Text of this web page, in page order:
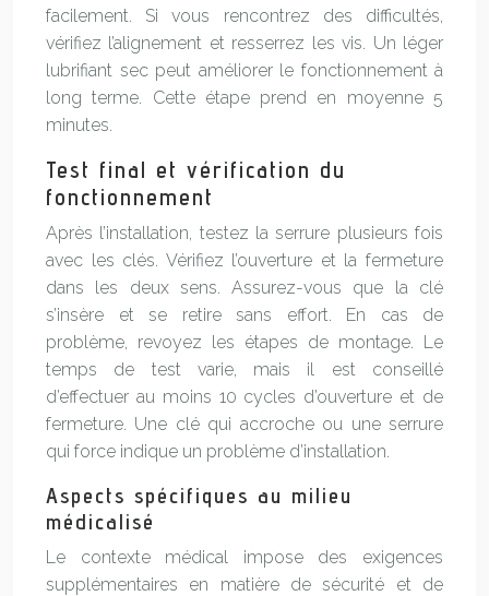
facilement. Si vous rencontrez des difficultés,
vérifiez l’alignement et resserrez les vis. Un léger
lubrifiant sec peut améliorer le fonctionnement à
long terme. Cette étape prend en moyenne 5
minutes.
Test final et vérification du
fonctionnement
Après l’installation, testez la serrure plusieurs fois
avec les clés. Vérifiez l’ouverture et la fermeture
dans les deux sens. Assurez-vous que la clé
s’insère et se retire sans effort. En cas de
problème, revoyez les étapes de montage. Le
temps de test varie, mais il est conseillé
d’effectuer au moins 10 cycles d’ouverture et de
fermeture. Une clé qui accroche ou une serrure
qui force indique un problème d’installation.
Aspects spécifiques au milieu
médicalisé
Le contexte médical impose des exigences
supplémentaires en matière de sécurité et de